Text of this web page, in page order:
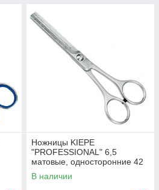
Ножницы KIEPE
"PROFESSIONAL" 6,5
матовые, односторонние 42
зубцов с усилителем и одним
кольцом.
В наличии